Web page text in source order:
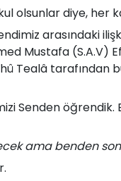
olsunlar diye, her
arasındaki
Mustafa (S.A.V)
Tealâ
Senden
ama benden